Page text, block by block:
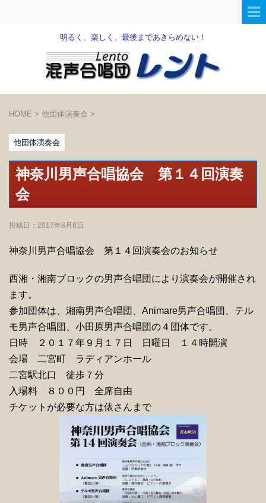
明るく、楽しく、最後まであきらめない！
HOME > 他団体演奏会 >
他団体演奏会
神奈川男声合唱協会 第１４回演奏
会
投稿日： 2017年8月8日
神奈川男声合唱協会 第１４回演奏会のお知らせ
西湘・湘南ブロックの男声合唱団により演奏会が開催され
ます。
参加団体は、湘南男声合唱団、Animare男声合唱団、テル
モ男声合唱団、小田原男声合唱団の４団体です。
日時 ２０１７年９月１７日 日曜日 １４時開演
会場 二宮町 ラディアンホール
二宮駅北口 徒歩７分
入場料 ８００円 全席自由
チケットが必要な方は俵さんまで